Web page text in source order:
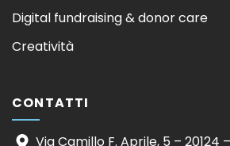
Digital fundraising & donor care
Creatività
CONTATTI
Via Camillo F. Aprile, 5 – 20124